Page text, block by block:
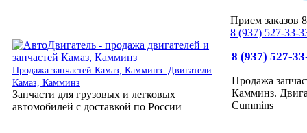
Прием заказов
8 (937) 527-33-
Продажа запчастей Камаз, Камминз. Двигатели
Камаз, Камминз
Запчасти для грузовых и легковых
автомобилей с доставкой по России
8 (937) 527-
Продажа
Камминз.
Cummins